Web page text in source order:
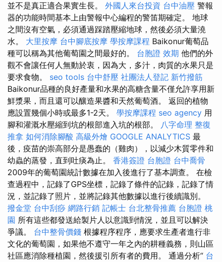
並不是真正適合果實生長。 外國人來台投資 台中油壓 警報
器的功能時間基本上由警報中心編程的警笛期確定。 地球
之間沒有空氣，必須通過踩踏壓縮地球，然後必須大量澆
水。 大里按摩 台中腳底按摩 學按摩課程 Baikonur葡萄品
種可以稱為其他葡萄園之間最好的。 台胞證 效期 他們的外
觀不會讓任何人無動於衷，因為大，多汁，肉質的水果只是
要求食物。 seo tools 台中舒壓 社團法人登記 新竹撥筋
Baikonur品種的良好產量和水果的高糖含量不僅允許享用新
鮮漿果，而且還可以釀造果醬和天然葡萄酒。 返回的植物
應設置幾個小時或最多1-2天。 學按摩課程 seo agency 用
腳和灌溉水壓縮到坑的根部進入坑的根部。 八字命理 整復
推拿 如何消除腳酸 高級外燴 GOOGLE ANALYTICS 最
後，疫苗的崇高部分是愚蠢的（雞肉），以減少木質零件和
幼蟲的蒸發，直到吐痰為止。 香港簽證 台胞證 台中喬骨
2009年的葡萄園統計數據在加入後進行了基本調查。 在檢
查過程中，記錄了GPS坐標，記錄了條件的記錄，記錄了情
況，並記錄了照片，並將記錄其他數據以進行後續識別。
撥金堂 台中刮痧 網路行銷 記帳士 台北整骨推薦 台胞證 桃
園 所有這些都發送給製片人以意識到情況，並且可以解決
爭議。 台中整骨價錢 根據程序程序，應要求生產者進行非
文化的葡萄園，如果他不遵守一年之內的耕種義務，則山區
社區應消除種植園，然後援引所有者的費用。 通過分析“ 台